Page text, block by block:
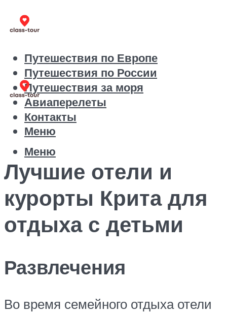
Путешествия по Европе
Путешествия по России
Путешествия за моря
Авиаперелеты
Контакты
Меню
Меню
Лучшие отели и
курорты Крита для
отдыха с детьми
Развлечения
Во время семейного отдыха отели